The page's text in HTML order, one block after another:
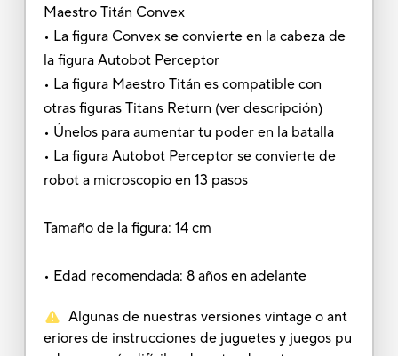
Maestro Titán Convex
• La figura Convex se convierte en la cabeza de
la figura Autobot Perceptor
• La figura Maestro Titán es compatible con
otras figuras Titans Return (ver descripción)
• Únelos para aumentar tu poder en la batalla
• La figura Autobot Perceptor se convierte de
robot a microscopio en 13 pasos
Tamaño de la figura: 14 cm
• Edad recomendada: 8 años en adelante
Algunas de nuestras versiones vintage o ant
eriores de instrucciones de juguetes y juegos pu